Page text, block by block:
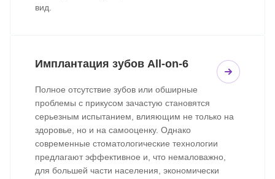
вид.
Имплантация зубов All-on-6
Полное отсутствие зубов или обширные
проблемы с прикусом зачастую становятся
серьезным испытанием, влияющим не только на
здоровье, но и на самооценку. Однако
современные стоматологические технологии
предлагают эффективное и, что немаловажно,
для большей части населения, экономически